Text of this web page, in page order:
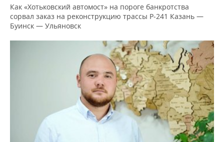
Как «Хотьковский автомост» на пороге банкротства
сорвал заказ на реконструкцию трассы Р‑241 Казань —
Буинск — Ульяновск